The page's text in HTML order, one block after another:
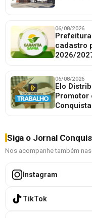
06/08/2026
cadastro
2026/
06/08/2026
Elo
Promotor
Conquista
Siga o Jornal
Nos acompanhe também
Instagram
TikTok